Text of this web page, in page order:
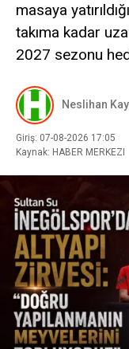
masaya
takıma kadar
2027 sezonu
Neslihan
Giriş: 07-08-2026 17:05
Kaynak: HABER MERKEZI